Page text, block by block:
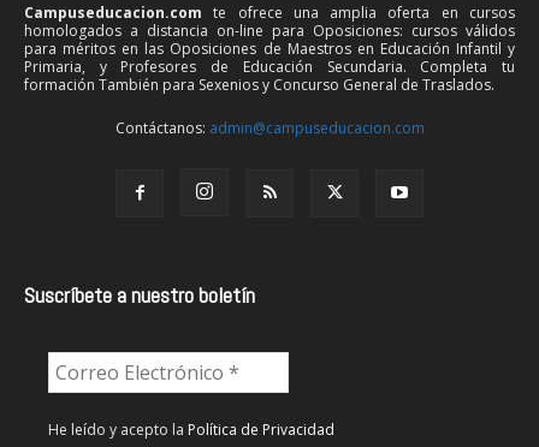
Campuseducacion.com te ofrece una amplia oferta en cursos
homologados a distancia on-line para Oposiciones: cursos válidos
para méritos en las Oposiciones de Maestros en Educación Infantil y
Primaria, y Profesores de Educación Secundaria. Completa tu
formación También para Sexenios y Concurso General de Traslados.
Contáctanos: admin@campuseducacion.com
Suscríbete a nuestro boletín
He leído y acepto la Política de Privacidad